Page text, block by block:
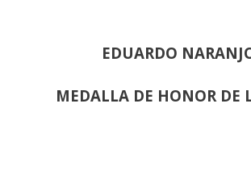
EDUARDO
MEDALLA DE HONOR DE